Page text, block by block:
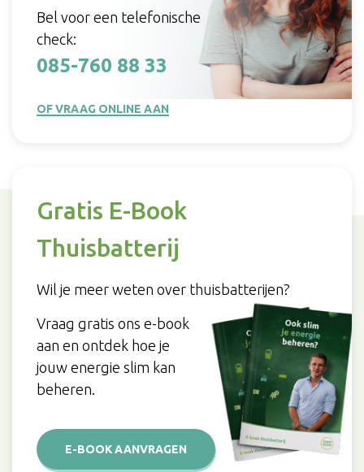
Bel voor een telefonische
check:
085-760 88 33
OF VRAAG ONLINE AAN
Gratis E-Book
Thuisbatterij
Wil je meer weten over thuisbatterijen?
Vraag gratis ons e-book
aan en ontdek hoe je
jouw energie slim kan
beheren.
E-BOOK AANVRAGEN